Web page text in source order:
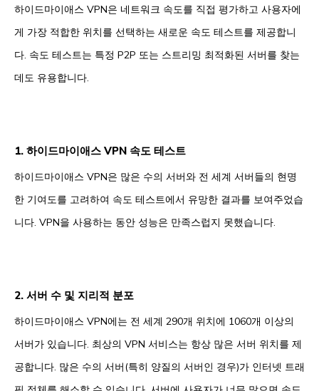
하이드마이애스 VPN은 네트워크 속도를 직접 평가하고 사용자에
게 가장 적합한 위치를 선택하는 새로운 속도 테스트를 제공합니
다. 속도 테스트는 특정 P2P 또는 스트리밍 최적화된 서버를 찾는
데도 유용합니다.
1. 하이드마이애스 VPN 속도 테스트
하이드마이애스 VPN은 많은 수의 서버와 전 세계 서버들의 현명
한 기여도를 고려하여 속도 테스트에서 유망한 결과를 보여주었습
니다. VPN을 사용하는 동안 성능은 만족스럽지 못했습니다.
2. 서버 수 및 지리적 분포
하이드마이애스 VPN에는 전 세계 290개 위치에 1060개 이상의
서버가 있습니다. 최상의 VPN 서비스는 항상 많은 서버 위치를 제
공합니다. 많은 수의 서버(특히 양질의 서버인 경우)가 인터넷 트래